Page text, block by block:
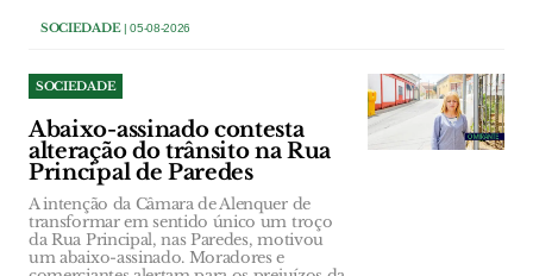
SOCIEDADE| 05-08-2026
SOCIEDADE
Abaixo-assinado contesta
alteração do trânsito na Rua
Principal de Paredes
A intenção da Câmara de Alenquer de
transformar em sentido único um troço
da Rua Principal, nas Paredes, motivou
um abaixo-assinado. Moradores e